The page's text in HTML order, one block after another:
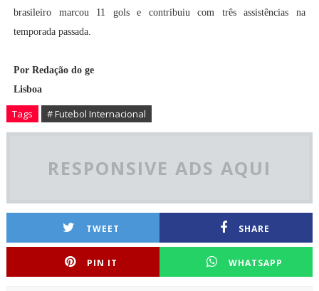
brasileiro marcou 11 gols e contribuiu com três assistências na
temporada passada.
Por Redação do ge
Lisboa
Tags # Futebol Internacional
RESPONSIVE ADS AQUI
TWEET SHARE
PIN IT WHATSAPP